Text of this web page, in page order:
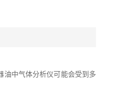
中气体分析仪可能会受到多